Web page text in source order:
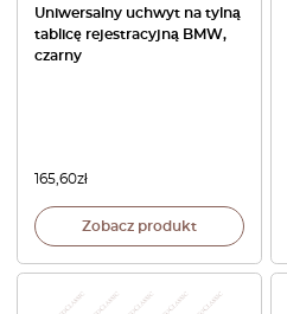
Uniwersalny uchwyt na tylną
tablicę rejestracyjną BMW,
czarny
165,60zł
Zobacz produkt